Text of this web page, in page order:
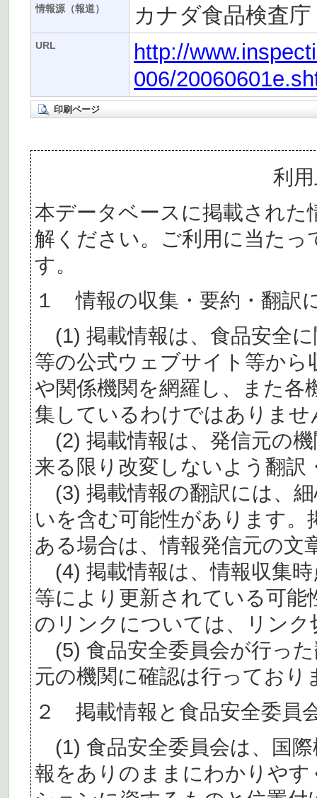
情報源（報道） カナダ食品検査
URL
http://
006/
印刷ページ
利
本データベースに掲載された
解ください。ご利用に当た
す。
１ 情報の収集・要約・翻訳
(1) 掲載情報は、食品安全
等の公式ウェブサイト等か
や関係機関を網羅し、また各
集しているわけではありませ
(2) 掲載情報は、発信元の
来る限り改変しないよう翻訳
(3) 掲載情報の翻訳には、
いを含む可能性があります。
ある場合は、情報発信元の文
(4) 掲載情報は、情報収集
等により更新されている可
のリンクについては、リン
(5) 食品安全委員会が行っ
元の機関に確認は行っており
２ 掲載情報と食品安全委員
(1) 食品安全委員会は、国
報をありのままにわかりや